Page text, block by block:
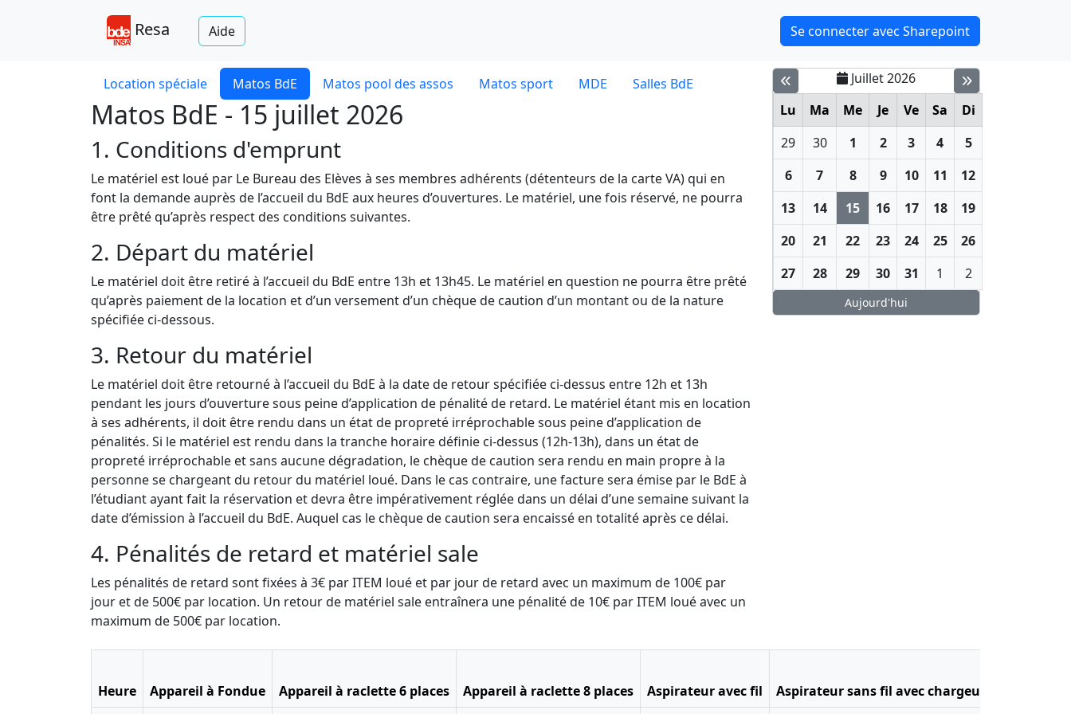
Resa Aide Se connecter avec Sharepoint
Location spéciale Matos BdE Matos pool des assos Matos sport MDE Salles BdE
Matos BdE - 15 juillet 2026
1. Conditions d'emprunt
Le matériel est loué par Le Bureau des Elèves à ses membres adhérents (détenteurs de la carte VA) qui en
font la demande auprès de l’accueil du BdE aux heures d’ouvertures. Le matériel, une fois réservé, ne pourra
être prêté qu’après respect des conditions suivantes.
2. Départ du matériel
Le matériel doit être retiré à l’accueil du BdE entre 13h et 13h45. Le matériel en question ne pourra être prêté
qu’après paiement de la location et d’un versement d’un chèque de caution d’un montant ou de la nature
spécifiée ci-dessous.
3. Retour du matériel
Le matériel doit être retourné à l’accueil du BdE à la date de retour spécifiée ci-dessus entre 12h et 13h
pendant les jours d’ouverture sous peine d’application de pénalité de retard. Le matériel étant mis en location
à ses adhérents, il doit être rendu dans un état de propreté irréprochable sous peine d’application de
pénalités. Si le matériel est rendu dans la tranche horaire définie ci-dessus (12h-13h), dans un état de
propreté irréprochable et sans aucune dégradation, le chèque de caution sera rendu en main propre à la
personne se chargeant du retour du matériel loué. Dans le cas contraire, une facture sera émise par le BdE à
l’étudiant ayant fait la réservation et devra être impérativement réglée dans un délai d’une semaine suivant la
date d’émission à l’accueil du BdE. Auquel cas le chèque de caution sera encaissé en totalité après ce délai.
4. Pénalités de retard et matériel sale
Les pénalités de retard sont fixées à 3€ par ITEM loué et par jour de retard avec un maximum de 100€ par
jour et de 500€ par location. Un retour de matériel sale entraînera une pénalité de 10€ par ITEM loué avec un
maximum de 500€ par location.
Juillet 2026
Lu
Ma Me Je Ve Sa
Di
29
30 1 2 3 4
5
6
7 8 9 10 11
12
13
14 15 16 17 18
19
20
21 22 23 24 25
26
27
28 29 30 31 1 2
Aujourd'hui
Heure Appareil à Fondue Appareil à raclette 6 places Appareil à raclette 8 places Aspirateur avec fil Aspirateur sans fil avec chargeur